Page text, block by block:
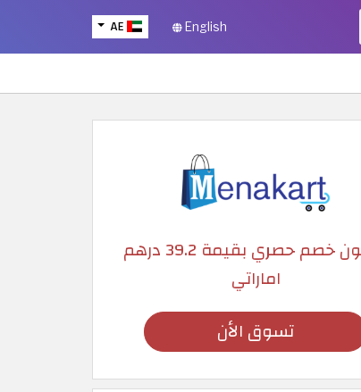
AE English
كوبون خصم حصري بقيمة 39.2 درهم
اماراتي
تسوق الأن